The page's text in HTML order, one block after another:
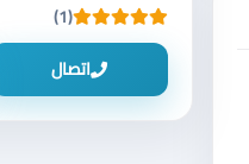
(1)
اتصال